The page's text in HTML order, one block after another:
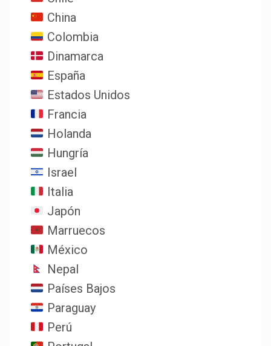
China
Colombia
Dinamarca
España
Estados Unidos
Francia
Holanda
Hungría
Israel
Italia
Japón
Marruecos
México
Nepal
Países Bajos
Paraguay
Perú